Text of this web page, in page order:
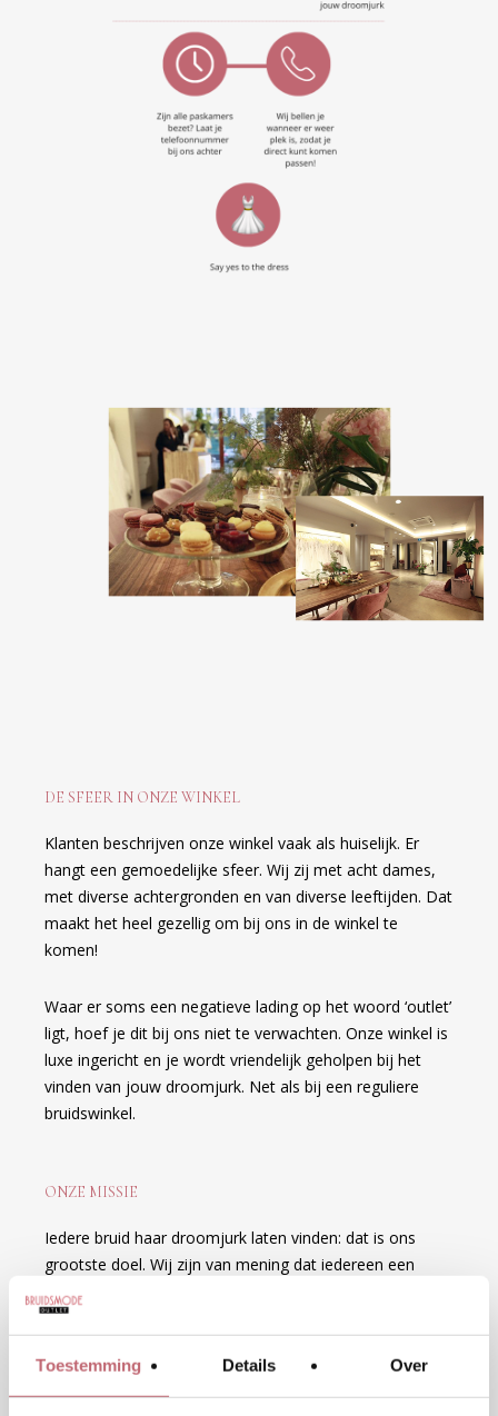
Toestemming Details Over
DE SFEER IN ONZE WINKEL
Klanten beschrijven onze winkel vaak als huiselijk. Er
hangt een gemoedelijke sfeer. Wij zij met acht dames,
met diverse achtergronden en van diverse leeftijden. Dat
maakt het heel gezellig om bij ons in de winkel te
komen!
Waar er soms een negatieve lading op het woord ‘outlet’
ligt, hoef je dit bij ons niet te verwachten. Onze winkel is
luxe ingericht en je wordt vriendelijk geholpen bij het
vinden van jouw droomjurk. Net als bij een reguliere
bruidswinkel.
ONZE MISSIE
Iedere bruid haar droomjurk laten vinden: dat is ons
grootste doel. Wij zijn van mening dat iedereen een
mooie jurk met een fijne prijs verdient. Wij oordelen niet
en vinden iedere bruid mooi zoals ze is. Beauty comes in